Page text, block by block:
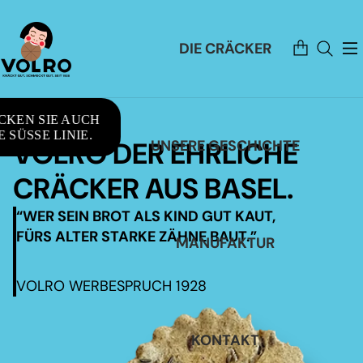
DIE CRÄCKER
UNSERE GESCHICHTE
MANUFAKTUR
KONTAKT
Artikel
im
Warenkorb
SIE AUCH
SÜSSE LINIE.
VOLRO DER EHRLICHE
CRÄCKER AUS BASEL.
“WER SEIN BROT ALS KIND GUT KAUT,
FÜRS ALTER STARKE ZÄHNE BAUT.”
VOLRO WERBESPRUCH 1928